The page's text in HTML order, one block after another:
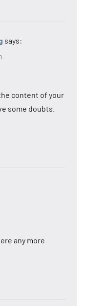
says:
content of your
some doubts.
any more